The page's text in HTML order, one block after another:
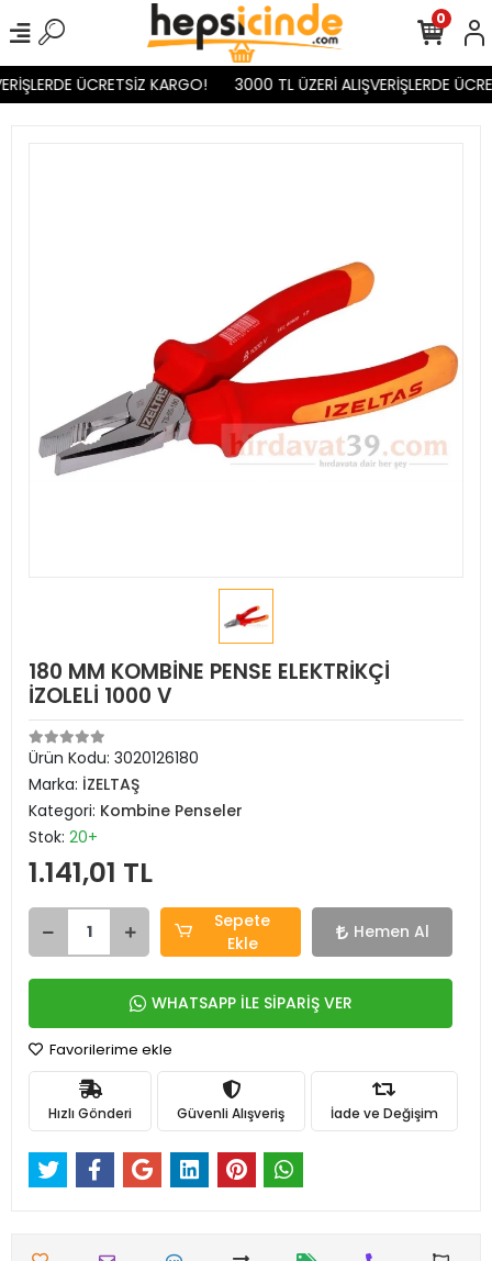
ÜCRETSİZ KARGO! 3000 TL ÜZERİ ALIŞVERİŞLERDE
0
180 MM KOMBİNE PENSE ELEKTRİKÇİ
İZOLELİ 1000 V
Ürün Kodu: 3020126180
Marka: İZELTAŞ
Kategori: Kombine Penseler
Stok: 20+
1.141,01 TL
Sepete
Ekle
Hemen Al
WHATSAPP İLE SİPARİŞ VER
Favorilerime ekle
Hızlı Gönderi Güvenli Alışveriş İade ve Değişim